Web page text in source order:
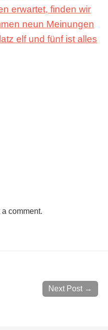
erwartet, finden wir
neun Meinungen
elf und fünf ist alles
a comment.
Next Post →